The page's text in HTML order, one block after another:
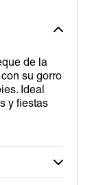
de la
su gorro
Ideal
y fiestas